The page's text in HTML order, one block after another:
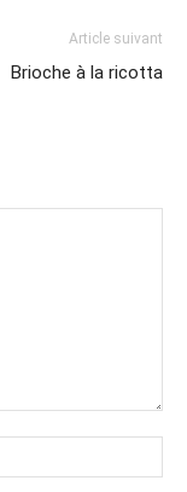
Article suivant
Brioche à la ricotta